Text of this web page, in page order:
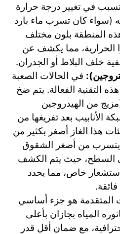
في تغيير درجة حرارة
(سواء كان تسرب ماء بارد
المنطقة بلون مختلف
الحرارية، مما يكشف عن
خلف البلاط أو الجدران.
في الحالات الصعبة
التقنية الفعالة. يتم ضخ
من الهيدروجين
الأنابيب بعد تفريغها من
هذا الغاز أصغر بكثير من
يتسرب من أصغر الشقوق
السطح، حيث يتم الكشف
خاص، مما يحدد
المتقدمة هو جزء أساسي
المياه بجازان بأعلى
مع ضمان أقل قدر